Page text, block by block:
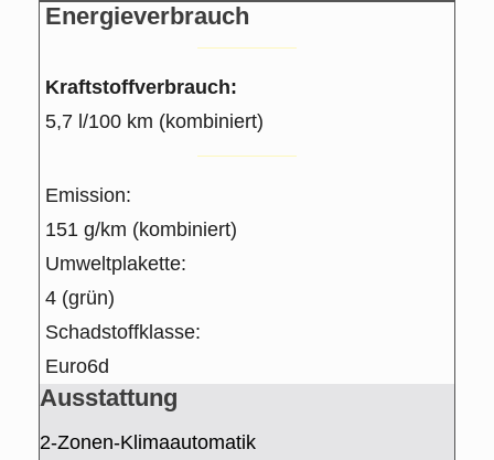
Energieverbrauch
Kraftstoffverbrauch:
5,7 l/100 km (kombiniert)
Emission:
151 g/km (kombiniert)
Umweltplakette:
4 (grün)
Schadstoffklasse:
Euro6d
Ausstattung
2-Zonen-Klimaautomatik